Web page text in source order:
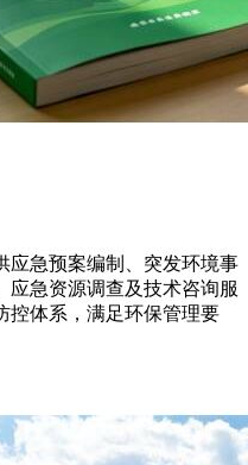
应急预案编制、突发环境事
应急资源调查及技术咨询服
控体系，满足环保管理要